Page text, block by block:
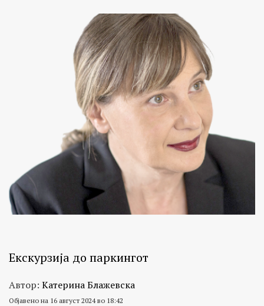
Екскурзија до паркингот
Автор: Катерина Блажевска
Објавено на 16 август 2024 во 18:42